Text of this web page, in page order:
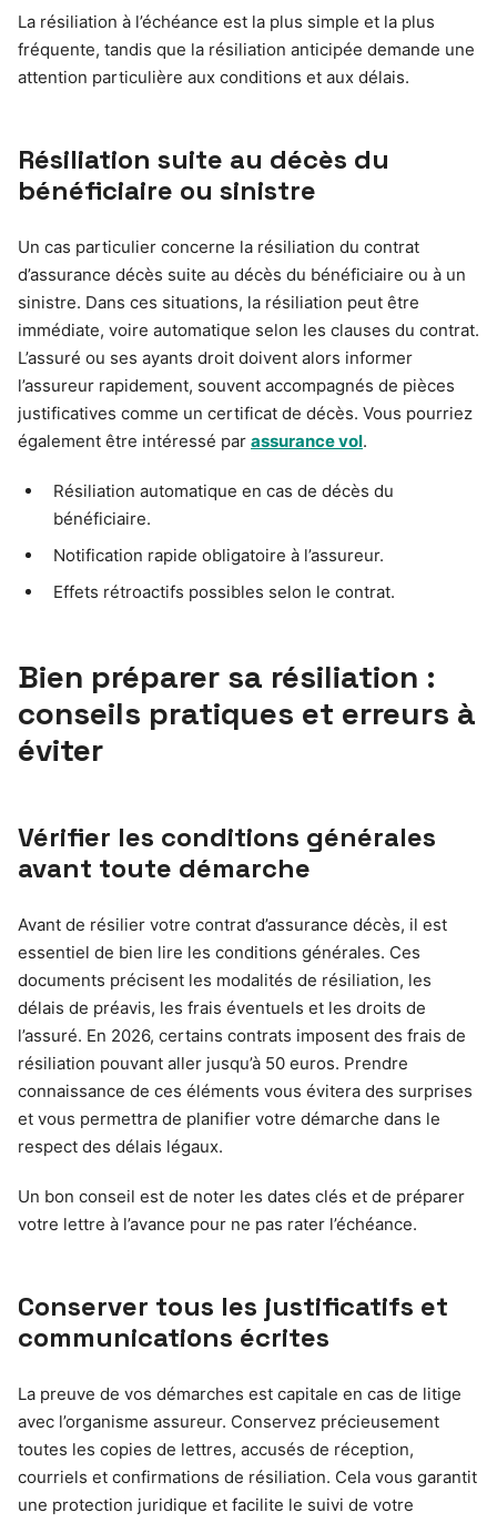
La résiliation à l’échéance est la plus simple et la plus
fréquente, tandis que la résiliation anticipée demande une
attention particulière aux conditions et aux délais.
Résiliation suite au décès du
bénéficiaire ou sinistre
Un cas particulier concerne la résiliation du contrat
d’assurance décès suite au décès du bénéficiaire ou à un
sinistre. Dans ces situations, la résiliation peut être
immédiate, voire automatique selon les clauses du contrat.
L’assuré ou ses ayants droit doivent alors informer
l’assureur rapidement, souvent accompagnés de pièces
justificatives comme un certificat de décès. Vous pourriez
également être intéressé par assurance vol.
Résiliation automatique en cas de décès du
bénéficiaire.
Notification rapide obligatoire à l’assureur.
Effets rétroactifs possibles selon le contrat.
Bien préparer sa résiliation :
conseils pratiques et erreurs à
éviter
Vérifier les conditions générales
avant toute démarche
Avant de résilier votre contrat d’assurance décès, il est
essentiel de bien lire les conditions générales. Ces
documents précisent les modalités de résiliation, les
délais de préavis, les frais éventuels et les droits de
l’assuré. En 2026, certains contrats imposent des frais de
résiliation pouvant aller jusqu’à 50 euros. Prendre
connaissance de ces éléments vous évitera des surprises
et vous permettra de planifier votre démarche dans le
respect des délais légaux.
Un bon conseil est de noter les dates clés et de préparer
votre lettre à l’avance pour ne pas rater l’échéance.
Conserver tous les justificatifs et
communications écrites
La preuve de vos démarches est capitale en cas de litige
avec l’organisme assureur. Conservez précieusement
toutes les copies de lettres, accusés de réception,
courriels et confirmations de résiliation. Cela vous garantit
une protection juridique et facilite le suivi de votre